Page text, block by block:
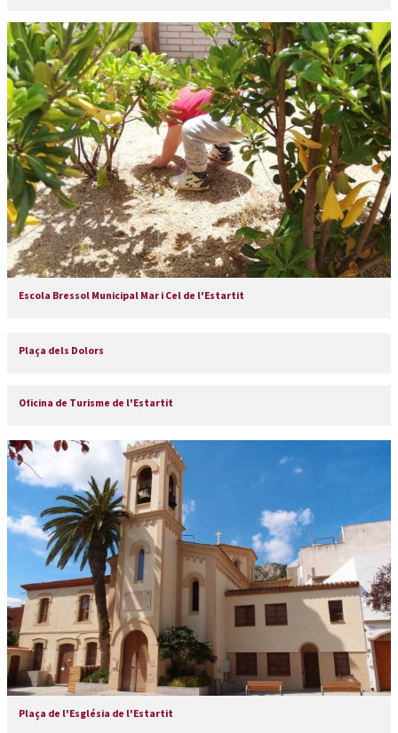
Escola Bressol Municipal Mar i Cel de l'Estartit
Plaça dels Dolors
Oficina de Turisme de l'Estartit
Plaça de l'Església de l'Estartit